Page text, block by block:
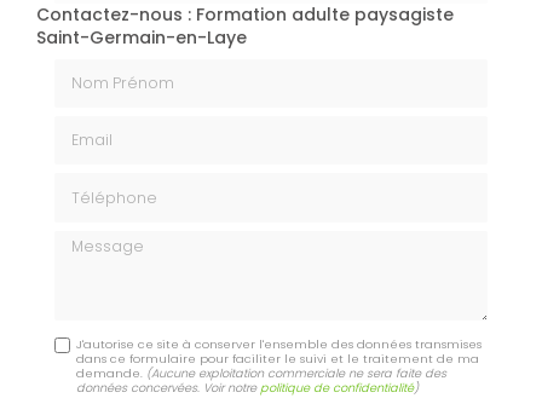
Contactez-nous : Formation adulte paysagiste
Saint-Germain-en-Laye
Message
J'autorise ce site à conserver l'ensemble des données transmises
dans ce formulaire pour faciliter le suivi et le traitement de ma
demande. (Aucune exploitation commerciale ne sera faite des
données concervées. Voir notrepolitique de confidentialité)